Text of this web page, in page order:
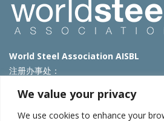
We value your privacy
We use cookies to enhance your
World Steel Association AISBL
注册办事处：
T: +32 2 702 89 00 – E: